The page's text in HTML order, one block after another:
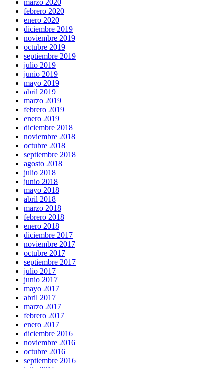
marzo 2020
febrero 2020
enero 2020
diciembre 2019
noviembre 2019
octubre 2019
septiembre 2019
julio 2019
junio 2019
mayo 2019
abril 2019
marzo 2019
febrero 2019
enero 2019
diciembre 2018
noviembre 2018
octubre 2018
septiembre 2018
agosto 2018
julio 2018
junio 2018
mayo 2018
abril 2018
marzo 2018
febrero 2018
enero 2018
diciembre 2017
noviembre 2017
octubre 2017
septiembre 2017
julio 2017
junio 2017
mayo 2017
abril 2017
marzo 2017
febrero 2017
enero 2017
diciembre 2016
noviembre 2016
octubre 2016
septiembre 2016